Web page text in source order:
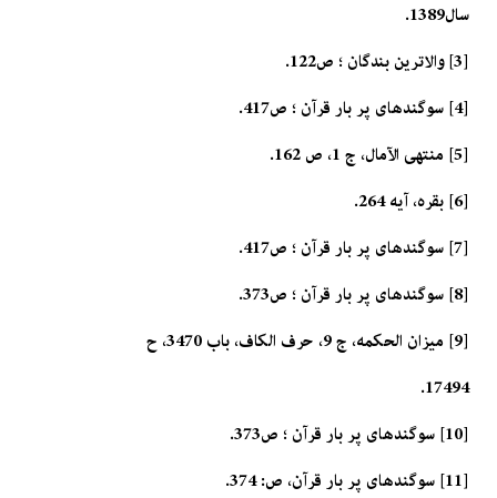
سال1389.
[3] والاترين بندگان ؛ ص122.
[4] سوگندهاى پر بار قرآن ؛ ص417.
[5] منتهى الآمال، ج 1، ص 162.
[6] بقره، آيه 264.
[7] سوگندهاى پر بار قرآن ؛ ص417.
[8] سوگندهاى پر بار قرآن ؛ ص373.
[9] ميزان الحكمه، ج 9، حرف الكاف، باب 3470، ح
17494.
[10] سوگندهاى پر بار قرآن ؛ ص373.
[11] سوگندهاى پر بار قرآن، ص: 374.